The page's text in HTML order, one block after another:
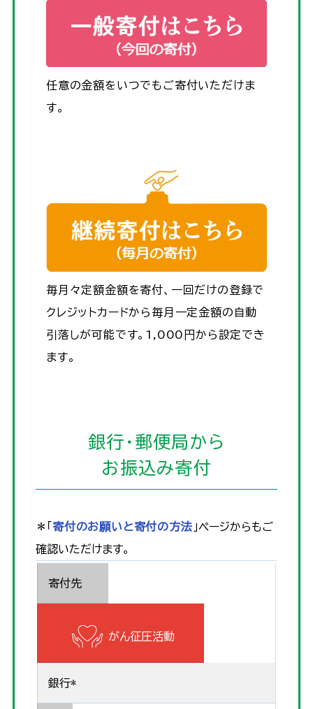
任意の金額をいつでもご寄付いただけま
す。
毎月々定額金額を寄付、一回だけの登録で
クレジットカードから毎月一定金額の自動
引落しが可能です。1,000円から設定でき
ます。
銀行・郵便局から
お振込み寄付
＊「 寄付のお願いと寄付の方法 」ページからもご
確認いただけます。
寄付先
がん征圧活動
銀行*